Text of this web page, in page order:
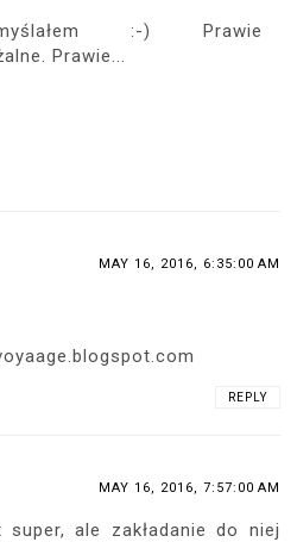
:-) Prawie
Prawie...
MAY 16, 2016, 6:35:00 AM
REPLY
MAY 16, 2016, 7:57:00 AM
super, ale zakładanie do niej